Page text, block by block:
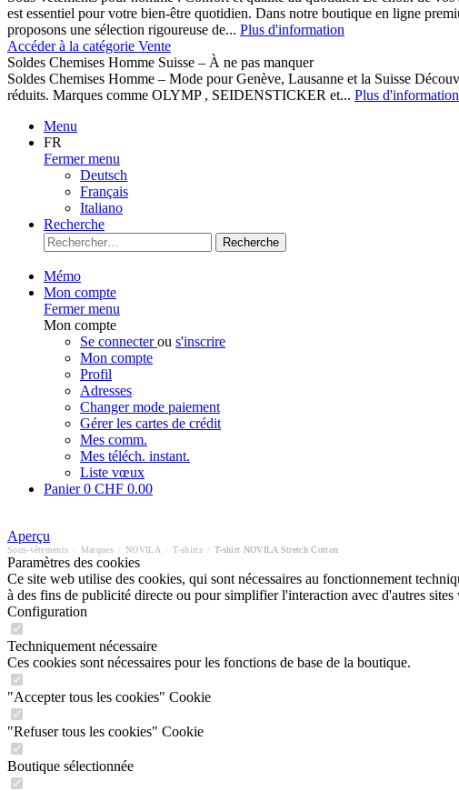
est essentiel pour votre bien-être quotidien. Dans notre boutique en ligne
proposons une sélection rigoureuse de... Plus d'information
Accéder à la catégorie Vente
Soldes Chemises Homme Suisse – À ne pas manquer
Soldes Chemises Homme – Mode pour Genève, Lausanne et la Suisse
réduits. Marques comme OLYMP , SEIDENSTICKER et... Plus d'information
Menu
FR
Fermer menu
Deutsch
Français
Italiano
Recherche
Recherche
Mémo
Mon compte
Fermer menu
Mon compte
Se connecterou s'inscrire
Mon compte
Profil
Adresses
Changer mode paiement
Gérer les cartes de crédit
Mes comm.
Mes téléch. instant.
Liste vœux
Panier0 CHF 0.00
Aperçu
Sous-vêtements Marques NOVILA T-shirts T-shirt NOVILA Stretch Cotton
Paramètres des cookies
Ce site web utilise des cookies, qui sont nécessaires au fonctionnement
à des fins de publicité directe ou pour simplifier l'interaction avec d'autres
Configuration
Techniquement nécessaire
Ces cookies sont nécessaires pour les fonctions de base de la boutique.
"Accepter tous les cookies" Cookie
"Refuser tous les cookies" Cookie
Boutique sélectionnée